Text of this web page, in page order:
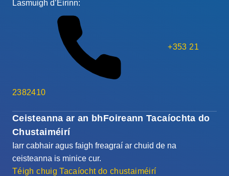
Ceisteanna ar an bhFoireann Tacaíochta do
Chustaiméirí
Iarr cabhair agus faigh freagraí ar chuid de na
ceisteanna is minice cur.
Téigh chuig Tacaíocht do chustaiméirí
Lasmuigh d’Éirinn:
+353 21
2382410